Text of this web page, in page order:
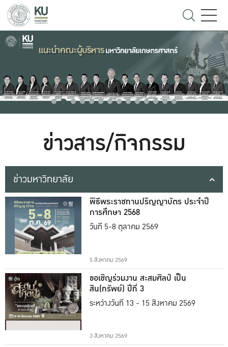
ข่าวสาร/กิจกรรม
ข่าวมหาวิทยาลัย
พิธีพระราชทานปริญญาบัตร ประจำปี
การศึกษา 2568
วันที่ 5-8 ตุลาคม 2569
5 สิงหาคม 2569
ขอเชิญร่วมงาน สะสมศิลป์ เป็น
สิน(ทรัพย์) ปีที่ 3
ระหว่างวันที่ 13 - 15 สิงหาคม 2569
3 สิงหาคม 2569